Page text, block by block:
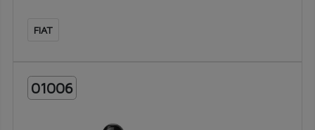
FIAT
01006